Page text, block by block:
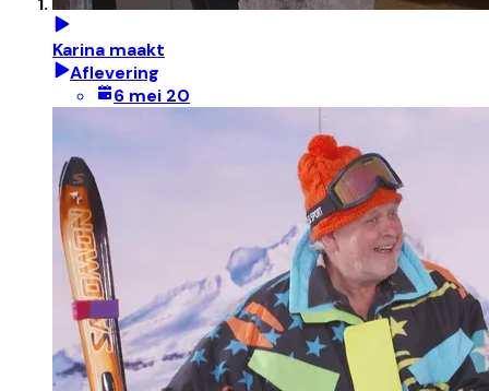
Karina maakt
Aflevering
6 mei 20